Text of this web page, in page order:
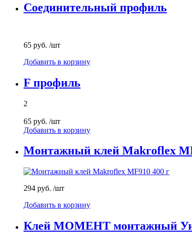
Соединительный профиль
65 руб. /шт
Добавить в корзину
F профиль
2
65 руб. /шт
Добавить в корзину
Монтажный клей Makroflex
294 руб. /шт
Добавить в корзину
Клей МОМЕНТ монтажный